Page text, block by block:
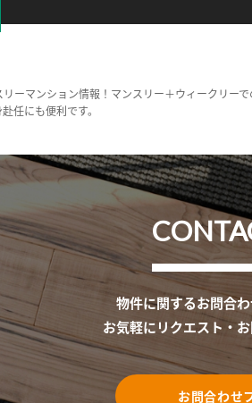
ーマンション情報！マンスリー＋ウィークリ
任にも便利です。
物件に関するお問合わ
お気軽にリクエスト・お
お問合わせ